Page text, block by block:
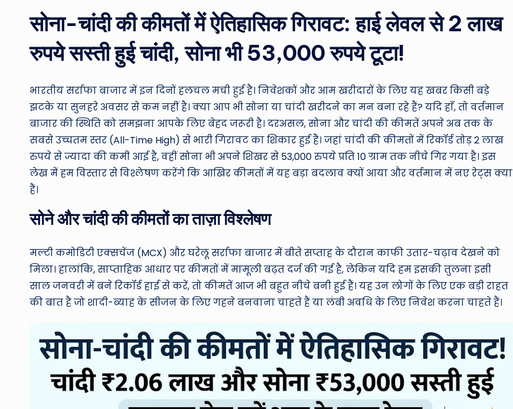
u
n
T
h
e
W
d
सोना-चांदी की कीमतों में ऐतिहासिक गिरावट: हाई लेवल से 2 लाख
रुपये सस्ती हुई चांदी, सोना भी 53,000 रुपये टूटा!
भारतीय सर्राफा बाजार में इन दिनों हलचल मची हुई है। निवेशकों और आम खरीदारों के लिए यह खबर किसी बड़े
झटके या सुनहरे अवसर से कम नहीं है। क्या आप भी सोना या चांदी खरीदने का मन बना रहे हैं? यदि हाँ, तो वर्तमान
बाजार की स्थिति को समझना आपके लिए बेहद जरूरी है। दरअसल, सोना और चांदी की कीमतें अपने अब तक के
सबसे उच्चतम स्तर (All-Time High) से भारी गिरावट का शिकार हुई हैं। जहां चांदी की कीमतों में रिकॉर्ड तोड़ 2 लाख
रुपये से ज्यादा की कमी आई है, वहीं सोना भी अपने शिखर से 53,000 रुपये प्रति 10 ग्राम तक नीचे गिर गया है। इस
लेख में हम विस्तार से विश्लेषण करेंगे कि आखिर कीमतों में यह बड़ा बदलाव क्यों आया और वर्तमान में नए रेट्स क्या
हैं।
सोने और चांदी की कीमतों का ताज़ा विश्लेषण
मल्टी कमोडिटी एक्सचेंज (MCX) और घरेलू सर्राफा बाजार में बीते सप्ताह के दौरान काफी उतार-चढ़ाव देखने को
मिला। हालांकि, साप्ताहिक आधार पर कीमतों में मामूली बढ़त दर्ज की गई है, लेकिन यदि हम इसकी तुलना इसी
साल जनवरी में बने रिकॉर्ड हाई से करें, तो कीमतें आज भी बहुत नीचे बनी हुई हैं। यह उन लोगों के लिए एक बड़ी राहत
की बात है जो शादी-ब्याह के सीजन के लिए गहने बनवाना चाहते हैं या लंबी अवधि के लिए निवेश करना चाहते हैं।